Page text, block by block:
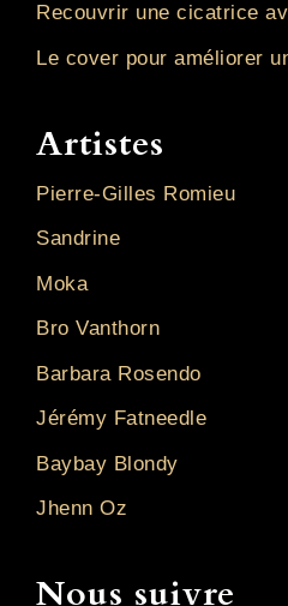
Recouvrir une cicatrice
Le cover pour améliorer
Artistes
Pierre-Gilles Romieu
Sandrine
Moka
Bro Vanthorn
Barbara Rosendo
Jérémy Fatneedle
Baybay Blondy
Jhenn Oz
Nous suivre